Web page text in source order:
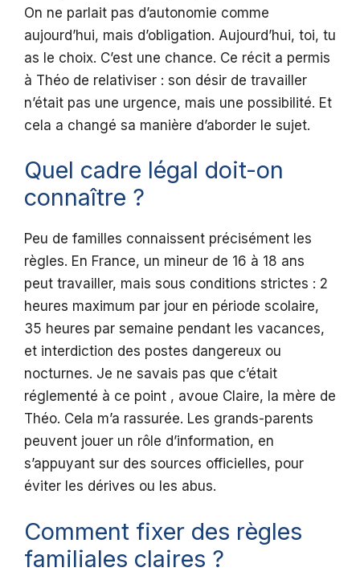
On ne parlait pas d’autonomie comme
aujourd’hui, mais d’obligation. Aujourd’hui, toi, tu
as le choix. C’est une chance. Ce récit a permis
à Théo de relativiser : son désir de travailler
n’était pas une urgence, mais une possibilité. Et
cela a changé sa manière d’aborder le sujet.
Quel cadre légal doit-on
connaître ?
Peu de familles connaissent précisément les
règles. En France, un mineur de 16 à 18 ans
peut travailler, mais sous conditions strictes : 2
heures maximum par jour en période scolaire,
35 heures par semaine pendant les vacances,
et interdiction des postes dangereux ou
nocturnes. Je ne savais pas que c’était
réglementé à ce point , avoue Claire, la mère de
Théo. Cela m’a rassurée. Les grands-parents
peuvent jouer un rôle d’information, en
s’appuyant sur des sources officielles, pour
éviter les dérives ou les abus.
Comment fixer des règles
familiales claires ?